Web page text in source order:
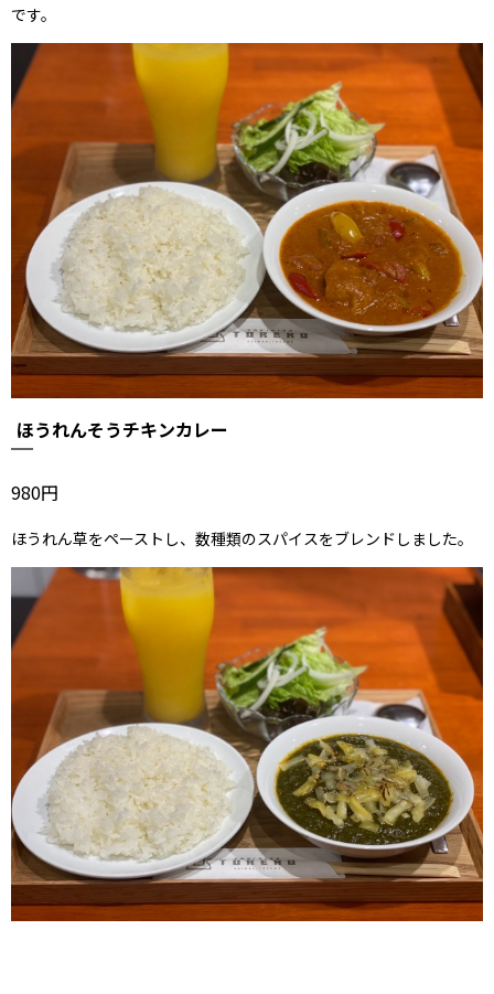
です。
ほうれんそうチキンカレー
980円
ほうれん草をペーストし、 数種類のスパイスをブレンドしました。